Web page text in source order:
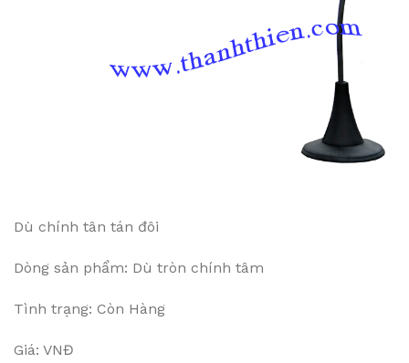
Dù chính tân tán đôi
Dòng sản phẩm: Dù tròn chính tâm
Tình trạng: Còn Hàng
Giá: VNĐ